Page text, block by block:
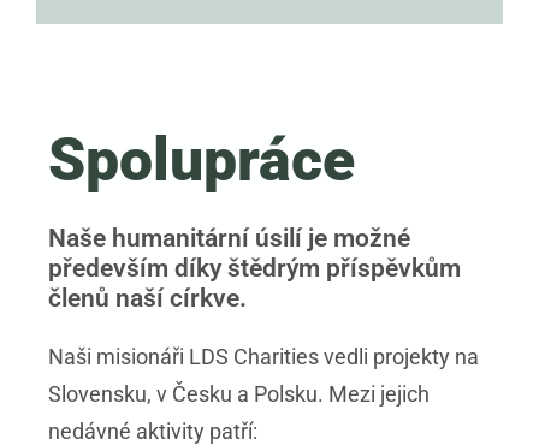
Spolupráce
Naše humanitární úsilí je možné
především díky štědrým příspěvkům
členů naší církve.
Naši misionáři LDS Charities vedli projekty na
Slovensku, v Česku a Polsku. Mezi jejich
nedávné aktivity patří: